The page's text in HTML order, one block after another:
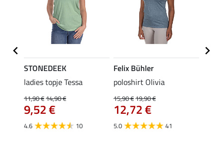
STONEDEEK
ladies topje Tessa
11,90 €14,90 €
9,52 €
4.6 10
Felix Bühler
poloshirt Olivia
15,90 €19,90 €
12,72 €
5.0 41